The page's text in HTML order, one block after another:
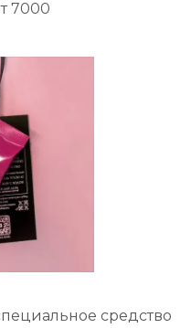
7000
средство